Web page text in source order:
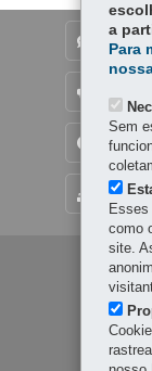
MAPA
a
Para
Sem
como
site.